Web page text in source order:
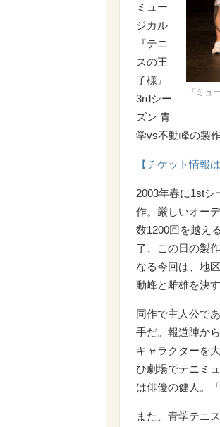
『ミ
ミュー
ジカル
『テニ
スの王
子様』
3rdシー
ズン 青
学vs不動峰の製
【チケット情報
2003年春に1st
作。厳しいオー
数1200回を越え
了、この日の製
なる今回は、地
動峰と雌雄を決
同作で主人公で
手だ。報道陣か
キャラクターを
ひ劇場でテニミ
は俳優の健人。
また、青学テニ